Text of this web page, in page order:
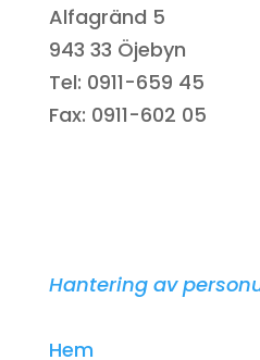
Alfagränd 5
943 33 Öjebyn
Tel: 0911-659 45
Fax: 0911-602 05
Hantering av
Hem